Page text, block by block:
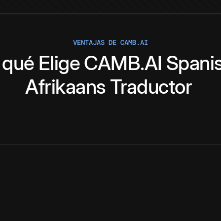
VENTAJAS DE CAMB.AI
EligeCAMB.AI
Afrikaans Traductor